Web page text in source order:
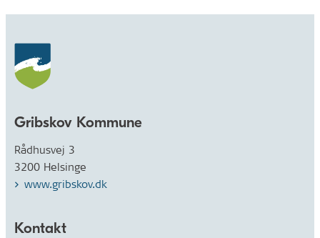
Gribskov Kommune
Rådhusvej 3
3200 Helsinge
www.gribskov.dk
Kontakt